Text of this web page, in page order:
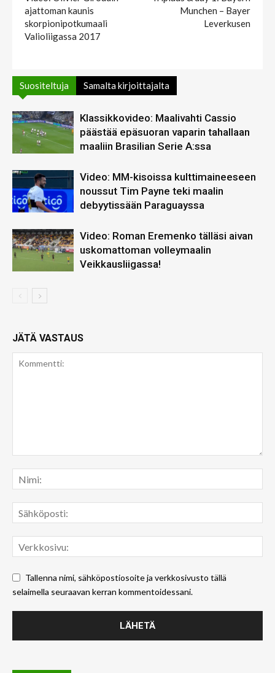
ajattoman kaunis
skorpionipotkumaali
Valioliigassa 2017
Munchen – Bayer
Leverkusen
Suositeltuja Samalta kirjoittajalta
Klassikkovideo: Maalivahti Cassio
päästää epäsuoran vaparin tahallaan
maaliin Brasilian Serie A:ssa
Video: MM-kisoissa kulttimaineeseen
noussut Tim Payne teki maalin
debyytissään Paraguayssa
Video: Roman Eremenko tälläsi aivan
uskomattoman volleymaalin
Veikkausliigassa!
JÄTÄ VASTAUS
Tallenna nimi, sähköpostiosoite ja verkkosivusto tällä
selaimella seuraavan kerran kommentoidessani.